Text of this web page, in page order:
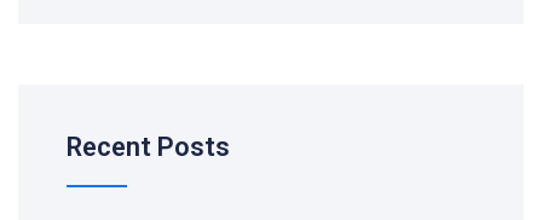
Recent Posts